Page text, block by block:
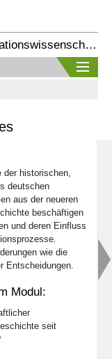
Publizistik- und Kommunikationswissenschaft (B.A.)
der historischen,
deutschen
aus der neueren
beschäftigen
und deren Einfluss
wie die
Entscheidungen.
Modul:
seit